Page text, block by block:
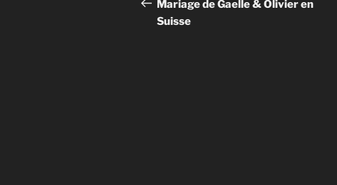
l’article
Mariage de Gaelle & Olivier en
Suisse